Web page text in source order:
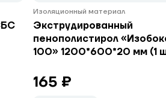
Изоляционный материал
Экструдированный
пенополистирол
100» 1200*600*20 мм (1
165 ₽